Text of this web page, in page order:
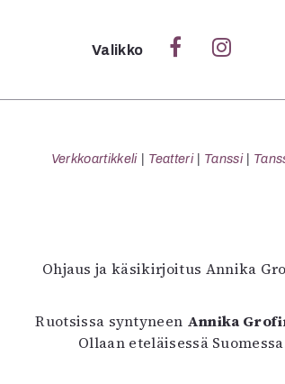
Sulje
Valikko
Verkkoartikkeli Teatteri Tanssi
Ohjaus ja käsikirjoitus Annika
Ruotsissa syntyneen Annika
Ollaan eteläisessä